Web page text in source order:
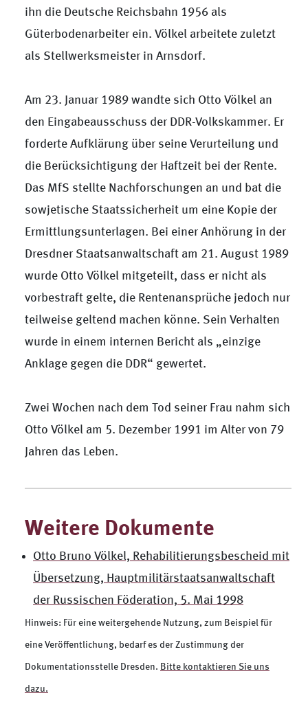
ihn die Deutsche Reichsbahn 1956 als
Güterbodenarbeiter ein. Völkel arbeitete zuletzt
als Stellwerksmeister in Arnsdorf.
Am 23. Januar 1989 wandte sich Otto Völkel an
den Eingabeausschuss der DDR-Volkskammer. Er
forderte Aufklärung über seine Verurteilung und
die Berücksichtigung der Haftzeit bei der Rente.
Das MfS stellte Nachforschungen an und bat die
sowjetische Staatssicherheit um eine Kopie der
Ermittlungsunterlagen. Bei einer Anhörung in der
Dresdner Staatsanwaltschaft am 21. August 1989
wurde Otto Völkel mitgeteilt, dass er nicht als
vorbestraft gelte, die Rentenansprüche jedoch nur
teilweise geltend machen könne. Sein Verhalten
wurde in einem internen Bericht als „einzige
Anklage gegen die DDR“ gewertet.
Zwei Wochen nach dem Tod seiner Frau nahm sich
Otto Völkel am 5. Dezember 1991 im Alter von 79
Jahren das Leben.
Weitere Dokumente
Otto Bruno Völkel, Rehabilitierungsbescheid mit
Übersetzung, Hauptmilitärstaatsanwaltschaft
der Russischen Föderation, 5. Mai 1998
Hinweis: Für eine weitergehende Nutzung, zum Beispiel für
eine Veröffentlichung, bedarf es der Zustimmung der
Dokumentationsstelle Dresden. Bitte kontaktieren Sie uns
dazu.